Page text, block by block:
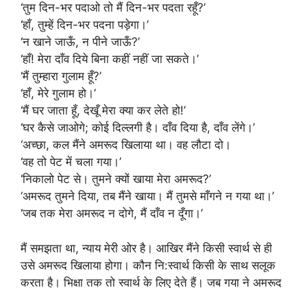
‘तुम दिन-भर पदाओ तो मैं दिन-भर पदता रहूँ?’
‘हाँ, तुम्हें दिन-भर पदना पड़ेगा।’
‘न खाने जाऊँ, न पीने जाऊँ?’
‘हाँ! मेरा दाँव दिये बिना कहीं नहीं जा सकते।’
‘मैं तुम्हारा गुलाम हूँ?’
‘हाँ, मेरे गुलाम हो।’
‘मैं घर जाता हूँ, देखूँ मेरा क्या कर लेते हो!’
‘घर कैसे जाओगे; कोई दिल्लगी है। दाँव दिया है, दाँव लेंगे।’
‘अच्छा, कल मैंने अमरूद खिलाया था। वह लौटा दो।
‘वह तो पेट में चला गया।’
‘निकालो पेट से। तुमने क्यों खाया मेरा अमरूद?’
‘अमरूद तुमने दिया, तब मैंने खाया। मैं तुमसे माँगने न गया था।’
‘जब तक मेरा अमरूद न दोगे, मैं दाँव न दूँगा।’
मैं समझता था, न्याय मेरी ओर है। आखिर मैंने किसी स्वार्थ से ही
उसे अमरूद खिलाया होगा। कौन नि:स्वार्थ किसी के साथ सलूक
करता है। भिक्षा तक तो स्वार्थ के लिए देते हैं। जब गया ने अमरूद